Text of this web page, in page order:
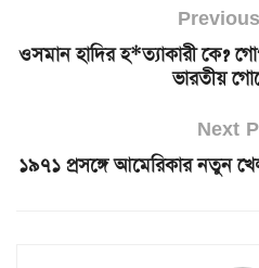
ওসমান হাদির হ*ত্যাকারী কে?
ভারতীয়
Next
১৯৭১ প্রসঙ্গে আমেরিকার নতুন